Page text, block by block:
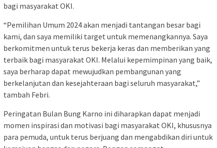
bagi masyarakat OKI.
“Pemilihan Umum 2024 akan menjadi tantangan besar bagi
kami, dan saya memiliki target untuk memenangkannya. Saya
berkomitmen untuk terus bekerja keras dan memberikan yang
terbaik bagi masyarakat OKI. Melalui kepemimpinan yang baik,
saya berharap dapat mewujudkan pembangunan yang
berkelanjutan dan kesejahteraan bagi seluruh masyarakat,”
tambah Febri.
Peringatan Bulan Bung Karno ini diharapkan dapat menjadi
momen inspirasi dan motivasi bagi masyarakat OKI, khususnya
para pemuda, untuk terus berjuang dan mengabdikan diri untuk